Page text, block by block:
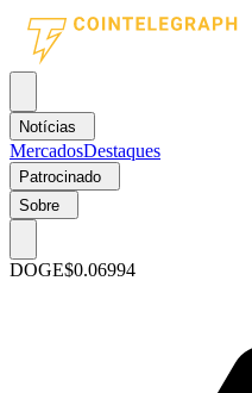
Notícias
MercadosDestaques
Patrocinado
Sobre
DOGE$0.06994